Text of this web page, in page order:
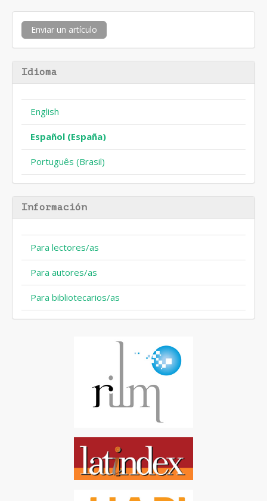
Enviar
un
artículo
Enviar un artículo
Idioma
English
Español (España)
Português (Brasil)
Información
Para lectores/as
Para autores/as
Para bibliotecarios/as